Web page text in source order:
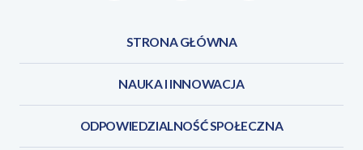
STRONA GŁÓWNA
NAUKA I INNOWACJA
ODPOWIEDZIALNOŚĆ SPOŁECZNA